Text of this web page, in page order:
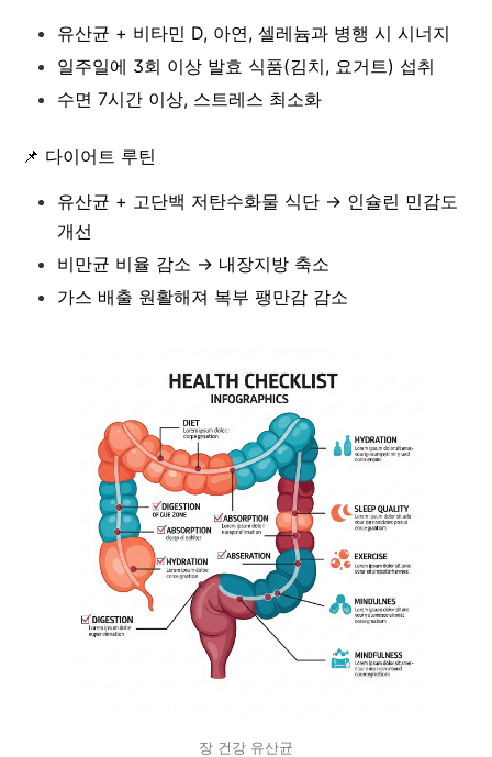
유산균 + 비타민 D, 아연, 셀레늄과 병행 시 시너지
일주일에 3회 이상 발효 식품(김치, 요거트) 섭취
수면 7시간 이상, 스트레스 최소화
📌 다이어트 루틴
유산균 + 고단백 저탄수화물 식단 → 인슐린 민감도
개선
비만균 비율 감소 → 내장지방 축소
가스 배출 원활해져 복부 팽만감 감소
장 건강 유산균